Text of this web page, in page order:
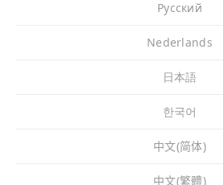
Pусский
Nederlands
日本語
한국어
中文(简体)
中文(繁體)